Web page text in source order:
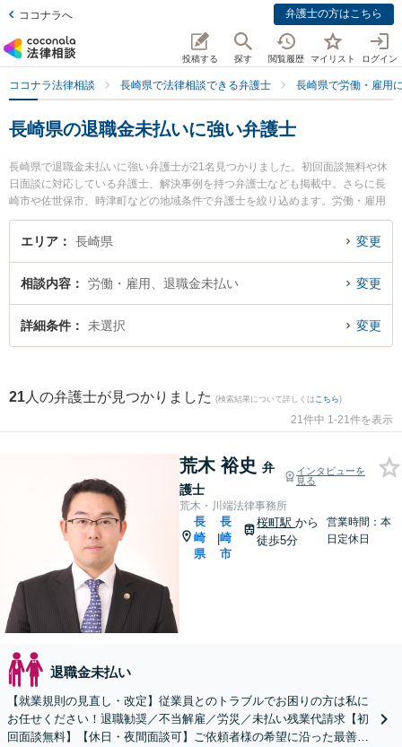
ココナラへ 弁護士の方はこちら
投稿する 探す 閲覧履歴 マイリスト ログイン
ココナラ法律相談 長崎県で法律相談できる弁護士 長崎県で労働・雇用
長崎県の退職金未払いに強い弁護士
長崎県で退職金未払いに強い弁護士が21名見つかりました。初回面談無料や休
日面談に対応している弁護士、解決事例を持つ弁護士なども掲載中。さらに長
崎市や佐世保市、時津町などの地域条件で弁護士を絞り込めます。労働・雇用
に関係する不当解雇や退職勧奨、内定取消等の細かな分野での絞り込み検索も
でき便利です。特に荒木・川端法律事務所の荒木 裕史弁護士や竹口・堀法律事
や夜間に発生した退職金未払いのトラブルを今すぐに弁護士に相談したい』
『退職金未払いのトラブル解決の実績豊富な近くの弁護士を検索したい』『初
回相談無料で退職金未払いを法律相談できる長崎県内の弁護士に相談予約した
エリア 長崎県 変更
相談内容 労働・雇用、退職金未払い 変更
詳細条件 未選択 変更
21 人の弁護士が見つかりました (検索結果について詳しくは こちら)
21件中 1-21件を表示
荒木 裕史 弁
護士
インタビューを
見る
荒木・川端法律事務所
長
崎
県
|
長
崎
市
桜町駅から
徒歩5分
営業時間：本
日定休日
退職金未払い
【就業規則の見直し・改定】従業員とのトラブルでお困りの方は私に
お任せください！退職勧奨／不当解雇／労災／未払い残業代請求【初
回面談無料】【休日・夜間面談可】ご依頼者様の希望に沿った最善の